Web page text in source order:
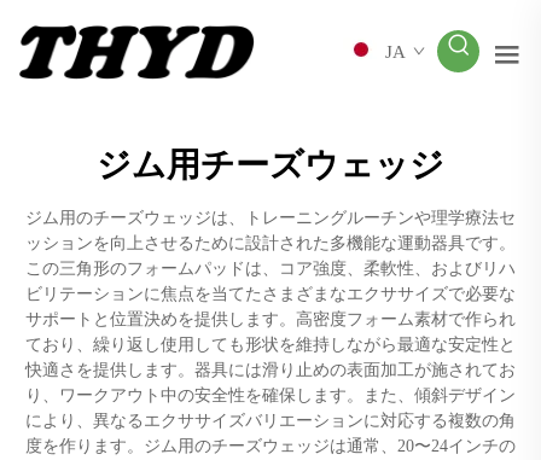
JA
ジム用チーズウェッジ
ジム用のチーズウェッジは、トレーニングルーチンや理学療法セ
ッションを向上させるために設計された多機能な運動器具です。
この三角形のフォームパッドは、コア強度、柔軟性、およびリハ
ビリテーションに焦点を当てたさまざまなエクササイズで必要な
サポートと位置決めを提供します。高密度フォーム素材で作られ
ており、繰り返し使用しても形状を維持しながら最適な安定性と
快適さを提供します。器具には滑り止めの表面加工が施されてお
り、ワークアウト中の安全性を確保します。また、傾斜デザイン
により、異なるエクササイズバリエーションに対応する複数の角
度を作ります。ジム用のチーズウェッジは通常、20〜24インチの